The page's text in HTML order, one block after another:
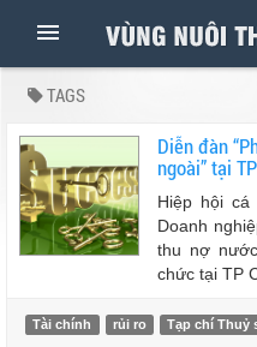
TAGS
Diễn đàn
ngoài” tại
Hiệp hội cá
Doanh
thu nợ
chức tại TP
Tài chính rủi ro Tạp chí Thuỷ